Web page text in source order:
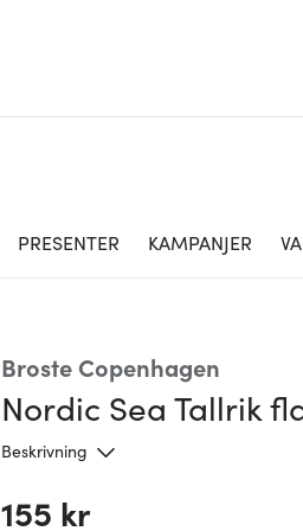
PRESENTER KAMPANJER
Broste Copenhagen
Nordic Sea Tallrik
Beskrivning
155 kr